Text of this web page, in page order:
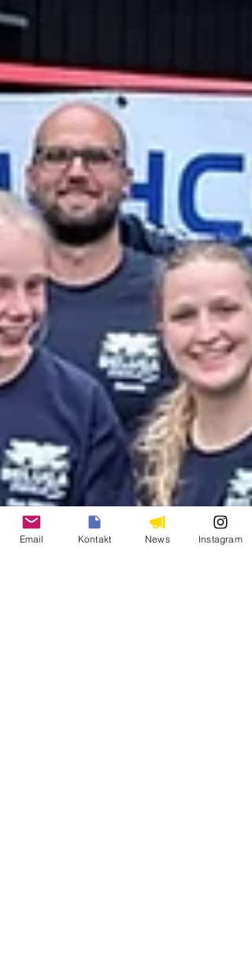
Email Kontakt News Instagram